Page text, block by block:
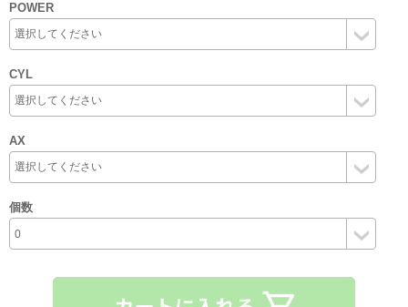
POWER
CYL
AX
個数